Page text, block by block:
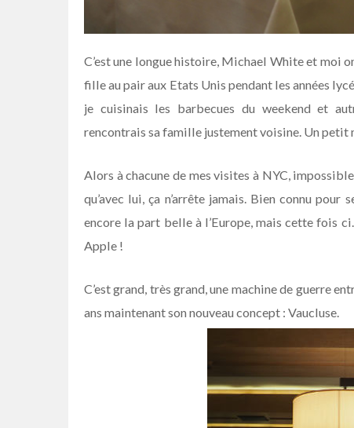
C’est une longue histoire, Michael White et moi
fille au pair aux Etats Unis pendant les années
je cuisinais les barbecues du weekend et
rencontrais sa famille justement voisine. Un petit
Alors à chacune de mes visites à NYC,
qu’avec lui, ça n’arrête jamais. Bien connu
encore la part belle à l’Europe, mais cette fois
Apple !
C’est grand, très grand, une machine de guerre
ans maintenant son nouveau concept : Vaucluse.